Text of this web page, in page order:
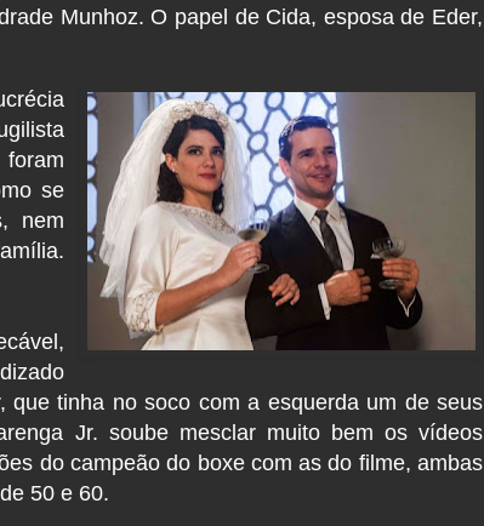
Munhoz. O papel de Cida, esposa de Eder,
foram
se
nem
tinha no soco com a esquerda um de seus
Jr. soube mesclar muito bem os vídeos
do campeão do boxe com as do filme, ambas
50 e 60.